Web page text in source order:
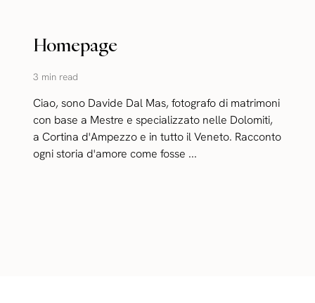
Homepage
3 min read
Ciao, sono Davide Dal Mas, fotografo di matrimoni
con base a Mestre e specializzato nelle Dolomiti,
a Cortina d'Ampezzo e in tutto il Veneto. Racconto
ogni storia d'amore come fosse ...